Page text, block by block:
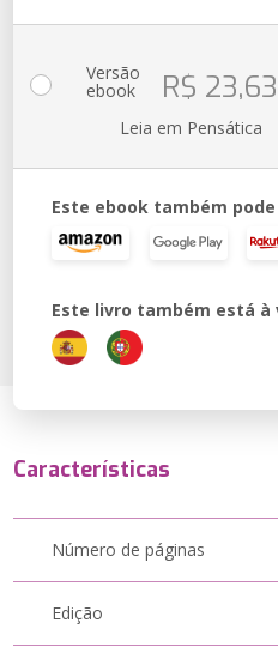
Versão
ebook R$ 23,63
Leia em Pensática
Este ebook também
Este livro também está à
Características
Número de páginas
Edição